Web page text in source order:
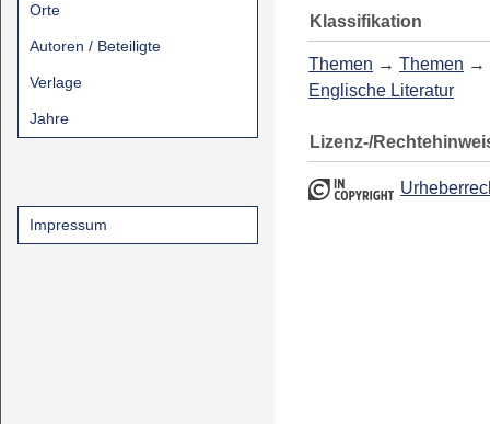
Orte
Autoren / Beteiligte
Verlage
Jahre
Impressum
Klassifikation
Themen → Themen →
Englische Literatur
Lizenz-/